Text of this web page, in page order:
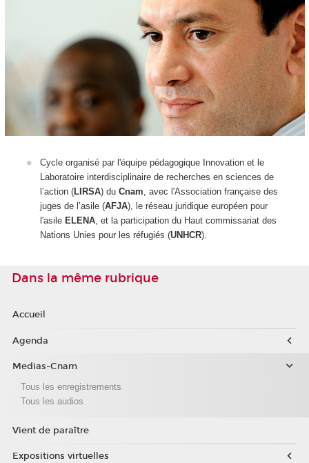
Cycle organisé par l'équipe pédagogique Innovation et le
Laboratoire interdisciplinaire de recherches en sciences de
l’action ( LIRSA) du Cnam , avec l'Association française des
juges de l’asile (AFJA), le réseau juridique européen pour
l'asile ELENA , et la participation du Haut commissariat des
Nations Unies pour les réfugiés (UNHCR).
Dans la même rubrique
Accueil
Agenda
Medias-Cnam
Tous les enregistrements
Tous les audios
Vient de paraître
Expositions virtuelles